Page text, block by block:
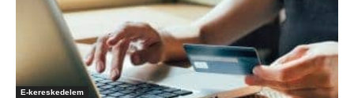
E-kereskedelem